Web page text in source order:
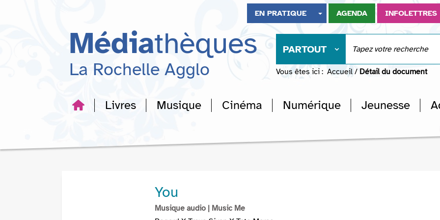
recherche
EN PRATIQUE AGENDA INFOLETTRES
Médiathèques
La Rochelle Agglo
PARTOUT
Vous êtes ici : Accueil / Détail du document
Livres Musique Cinéma Numérique Jeunesse
You
Musique audio | Music Me